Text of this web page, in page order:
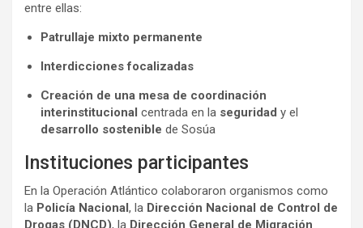
entre ellas:
Patrullaje mixto permanente
Interdicciones focalizadas
Creación de una mesa de coordinación
interinstitucional centrada en la seguridad y el
desarrollo sostenible de Sosúa
Instituciones participantes
En la Operación Atlántico colaboraron organismos como
la Policía Nacional, la Dirección Nacional de Control de
Drogas (DNCD), la Dirección General de Migración